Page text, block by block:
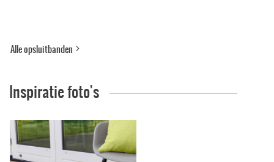
Alle opsluitbanden
Inspiratie foto's